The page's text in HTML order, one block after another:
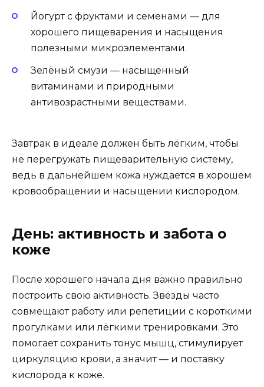
Йогурт с фруктами и семенами — для
хорошего пищеварения и насыщения
полезными микроэлементами.
Зелёный смузи — насыщенный
витаминами и природными
антивозрастными веществами.
Завтрак в идеале должен быть лёгким, чтобы
не перегружать пищеварительную систему,
ведь в дальнейшем кожа нуждается в хорошем
кровообращении и насыщении кислородом.
День: активность и забота о
коже
После хорошего начала дня важно правильно
построить свою активность. Звёзды часто
совмещают работу или репетиции с короткими
прогулками или лёгкими тренировками. Это
помогает сохранить тонус мышц, стимулирует
циркуляцию крови, а значит — и поставку
кислорода к коже.